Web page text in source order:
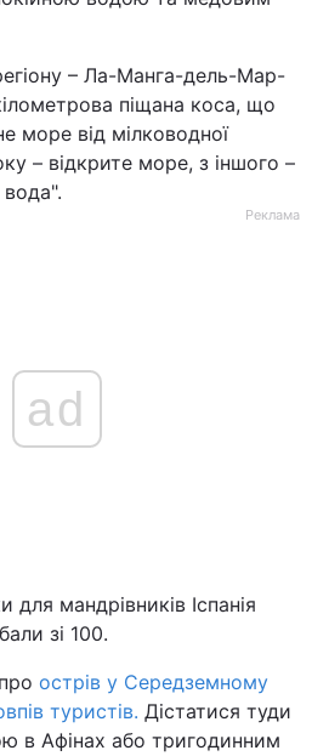
– Ла-Манга-дель-Мар-
піщана коса, що
море від мілководної
– відкрите море, з іншого –
Реклама
ad
для мандрівників Іспанія
зі 100.
острів у Середземному
туристів. Дістатися туди
в Афінах або тригодинним